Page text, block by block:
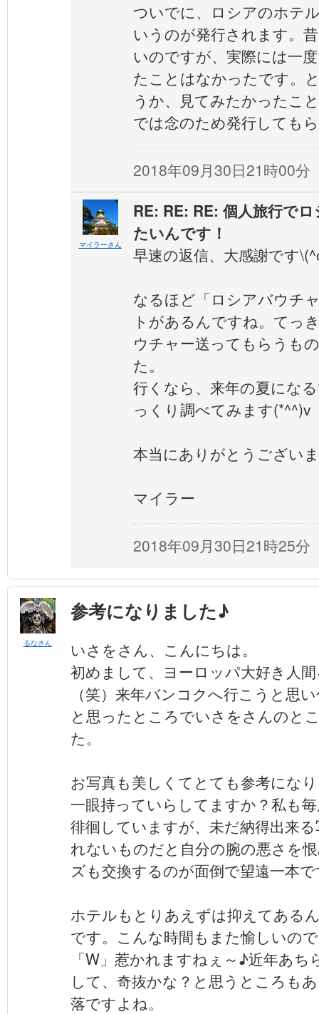
ついでに、ロシアのホテ
いうのが発行されます。
いのですが、実際には一
たことはなかったです。
うか、見てみたかったこ
では念のため発行しても
2018年09月30日21時00分
マイラーさん
RE: RE: RE: 個人旅行で
たいんです！
早速の返信、大感謝です
なるほど「ロシアバウチ
トがあるんですね。てっ
ウチャー送ってもらうも
た。
行くなら、来年の夏にな
っくり調べてみます(*^^)v
本当にありがとうござい
マイラー
2018年09月30日21時25分
るなさん
参考になりました♪
いさをさん、こんにちは。
初めまして、ヨーロッパ大好き人
（笑）来年バンコクへ行こうと思
と思ったところでいさをさんのと
た。
お写真も美しくてとても参考にな
一眼持っていらしてますか？私も
徘徊していますが、未だ納得出来
れないものだと自分の腕の悪さを
ズも交換するのが面倒で望遠一本
ホテルもとりあえずは抑えてある
です。こんな時間もまた愉しいの
「W」惹かれますねぇ～♪近年あ
して、奇抜かな？と思うところも
落ですよね。